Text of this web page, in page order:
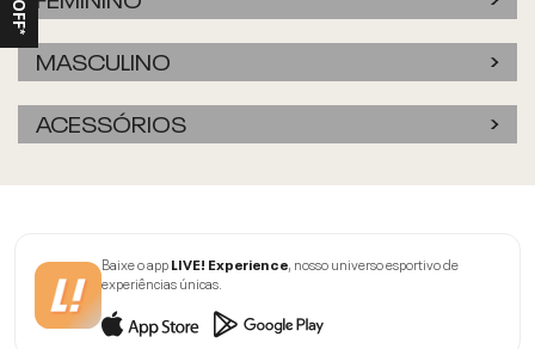
MASCULINO
ACESSÓRIOS
Baixe o appLIVE! Experience, nosso universo esportivo de
experiências únicas.